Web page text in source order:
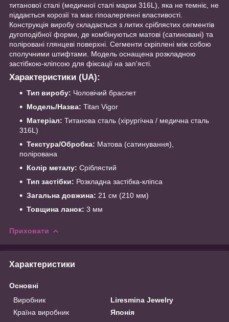
титанової сталі (медичної сталі марки 316L), яка не темніє, не
піддається корозії та має гіпоалергенні властивості.
Конструкція виробу складається з литих сріблястих сегментів
дугоподібної форми, де комбінуються матові (сатиновані) та
поліровані глянцеві поверхні. Сегменти скріплені між собою
сполучними штифтами. Модель оснащена розкладною
застібкою-кліпсою для фіксації на зап'ясті.
Характеристики (UA):
Тип виробу: Чоловічий браслет
Модель/Назва: Titan Vigor
Матеріал: Титанова сталь (хірургічна / медична сталь
316L)
Текстура/Обробка: Матова (сатинування),
полірована
Колір металу: Сріблястий
Тип застібки: Розкладна застібка-кліпса
Загальна довжина: 21 см (210 мм)
Товщина ланок: 3 мм
Приховати
Характеристики
Основні
Виробник
Liresmina Jewelry
Країна виробник
Японія